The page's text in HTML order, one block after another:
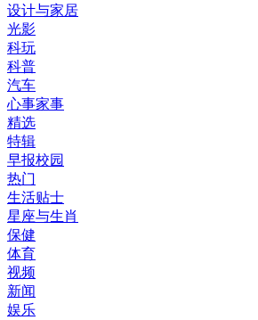
设计与家居
光影
科玩
科普
汽车
心事家事
精选
特辑
早报校园
热门
生活贴士
星座与生肖
保健
体育
视频
新闻
娱乐